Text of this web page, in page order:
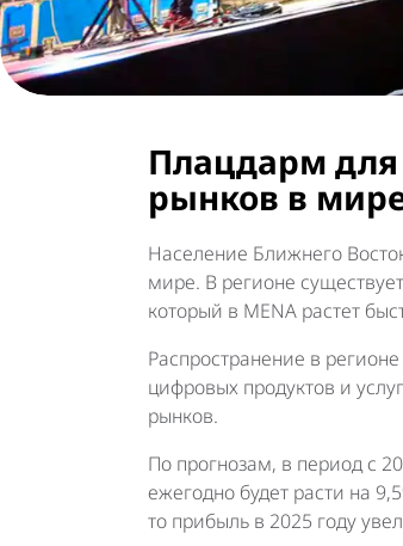
Плацдарм
рынков в
Население Ближнего
мире. В регионе
который в MENA растет
Распространение в
цифровых продуктов и
рынков.
По прогнозам, в период с
ежегодно будет расти на
то прибыль в 2025 году